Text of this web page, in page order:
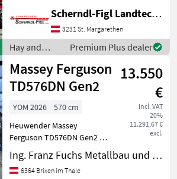
Attached hay tedder,
Boundary spreading
equipment, Spreading
angle adjustment,
Protective hoop Hay a
Scherndl-Figl Landtechnik
3231 St. Margarethen
Hay and
forage
equipment /
Massey
Ferguson
Premium Plus dealer
Massey Ferguson
TD576DN Gen2
13.550
€
incl. VAT
20%
11.291,67 €
excl.
YOM 2026
570 cm
Heuwender Massey
Ferguson TD576DN Gen2 -
Alpin Modell -
Dreipunktanbau - starr mit
Nachlaufeinrichtung -
Ing. Franz Fuchs Metallbau und Landtechnik GmbH & CoKG
6364 Brixen im Thale